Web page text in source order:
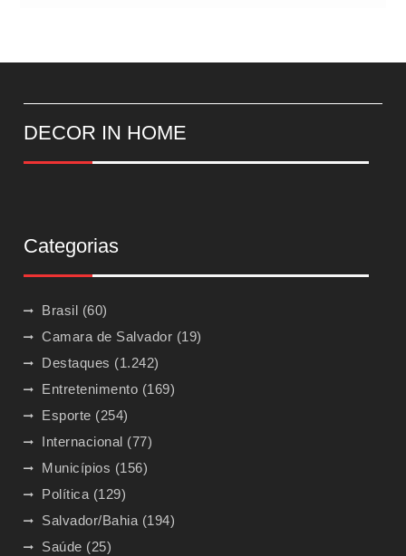
DECOR IN HOME
Categorias
Brasil (60)
Camara de Salvador (19)
Destaques (1.242)
Entretenimento (169)
Esporte (254)
Internacional (77)
Municípios (156)
Política (129)
Salvador/Bahia (194)
Saúde (25)